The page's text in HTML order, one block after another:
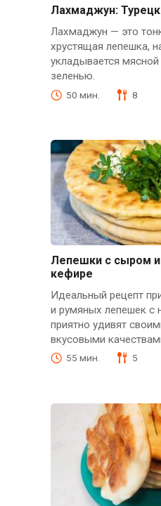
Лахмаджун:
Лахмаджун — это
хрустящая лепешка,
укладывается
зеленью.
50 мин. 8
Лепешки с сыром
кефире
Идеальный рецепт
и румяных лепешек с
приятно удивят
вкусовыми
55 мин. 5